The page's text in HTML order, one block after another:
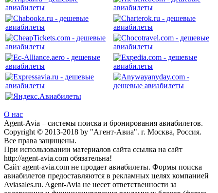
О нас
Agent-Avia – системы поиска и бронирования авиабилетов.
Copyright © 2013-2018 by "Агент-Авиа". г. Москва, Россия.
Все права защищены.
При использовании материалов сайта ссылка на сайт
http://agent-avia.com обязательна!
Сайт agent-avia.com не продает авиабилеты. Формы поиска
авиабилетов предоставляются в рекламных целях компанией
Aviasales.ru. Agent-Avia не несет ответственности за